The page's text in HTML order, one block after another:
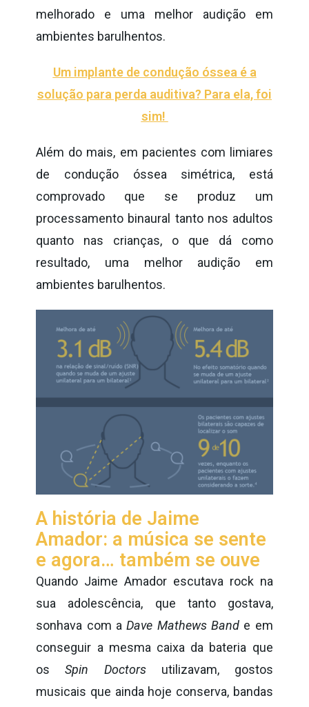
melhorado e uma melhor audição em
ambientes barulhentos.
Um implante de condução óssea é a
solução para perda auditiva? Para ela, foi
sim!
Além do mais, em pacientes com limiares
de condução óssea simétrica, está
comprovado que se produz um
processamento binaural tanto nos adultos
quanto nas crianças, o que dá como
resultado, uma melhor audição em
ambientes barulhentos.
A história de Jaime
Amador: a música se sente
e agora… também se ouve
Quando Jaime Amador escutava rock na
sua adolescência, que tanto gostava,
sonhava com aDave Mathews Band e em
conseguir a mesma caixa da bateria que
osSpin Doctors utilizavam, gostos
musicais que ainda hoje conserva, bandas